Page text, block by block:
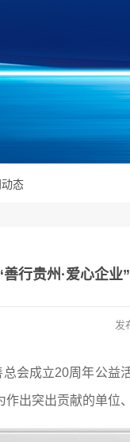
态
行贵州·爱心企
发
会成立20周年公益
作出突出贡献的单位